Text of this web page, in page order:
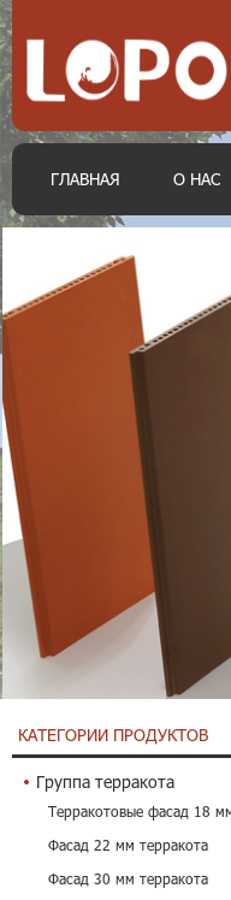
ГЛАВНАЯ О НАС
КАТЕГОРИИ ПРОДУКТОВ
Группа терракота
Терракотовые фасад 18
Фасад 22 мм терракота
Фасад 30 мм терракота